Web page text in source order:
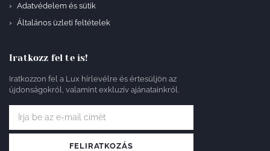
Adatvédelem és sütik
Általános üzleti feltételek
Iratkozz fel te is!
Iratkozzon fel a Lux hírlevélre és értesüljön az
újdonságokról, valamint exkluzív ajánatainkról.
FELIRATKOZÁS